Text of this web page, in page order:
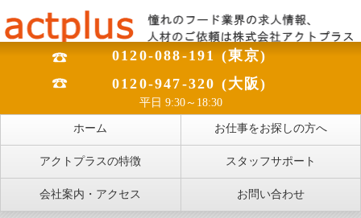
0120-088-191 (東京)
0120-947-320 (大阪)
平日 9:30～18:30
ホーム お仕事をお探しの方へ
アクトプラスの特徴 スタッフサポート
会社案内・アクセス お問い合わせ